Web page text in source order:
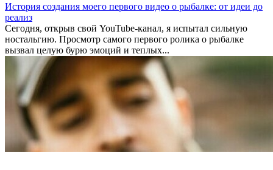
История создания моего первого видео о рыбалке: от идеи до
реализ
Сегодня, открыв свой YouTube-канал, я испытал сильную
ностальгию. Просмотр самого первого ролика о рыбалке
вызвал целую бурю эмоций и теплых...